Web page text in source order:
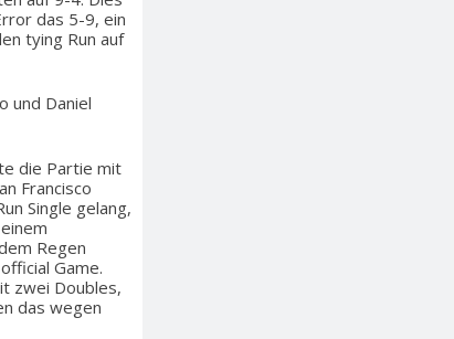
das 5-9, ein
tying Run auf
und Daniel
die Partie mit
Francisco
Single gelang,
Regen
Game.
zwei Doubles,
das wegen